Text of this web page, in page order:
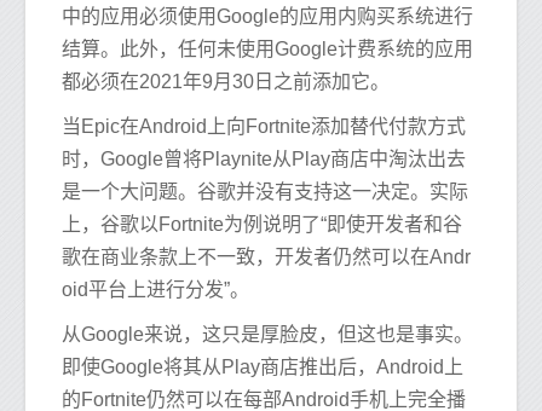
中的应用必须使用Google的应用内购买系统进行
结算。此外，任何未使用Google计费系统的应用
都必须在2021年9月30日之前添加它。
当Epic在Android上向Fortnite添加替代付款方式
时，Google曾将Playnite从Play商店中淘汰出去
是一个大问题。谷歌并没有支持这一决定。实际
上，谷歌以Fortnite为例说明了“即使开发者和谷
歌在商业条款上不一致，开发​​者仍然可以在Andr
oid平台上进行分发”。
从Google来说，这只是厚脸皮，但这也是事实。
即使Google将其从Play商店推出后，Android上
的Fortnite仍然可以在每部Android手机上完全播